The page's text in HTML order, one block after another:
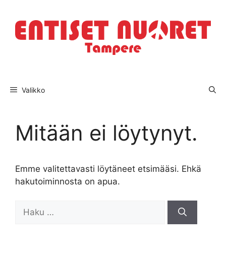
sisältöön
Valikko
Mitään ei löytynyt.
Emme valitettavasti löytäneet etsimääsi. Ehkä
hakutoiminnosta on apua.
Haku: